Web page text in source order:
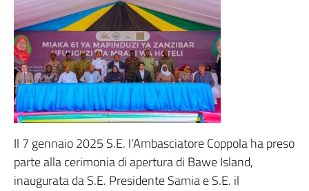
Il 7 gennaio 2025 S.E. l’Ambasciatore Coppola ha preso
parte alla cerimonia di apertura di Bawe Island,
inaugurata da S.E. Presidente Samia e S.E. il